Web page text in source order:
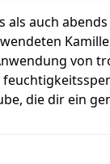
als auch
von
die dir ein